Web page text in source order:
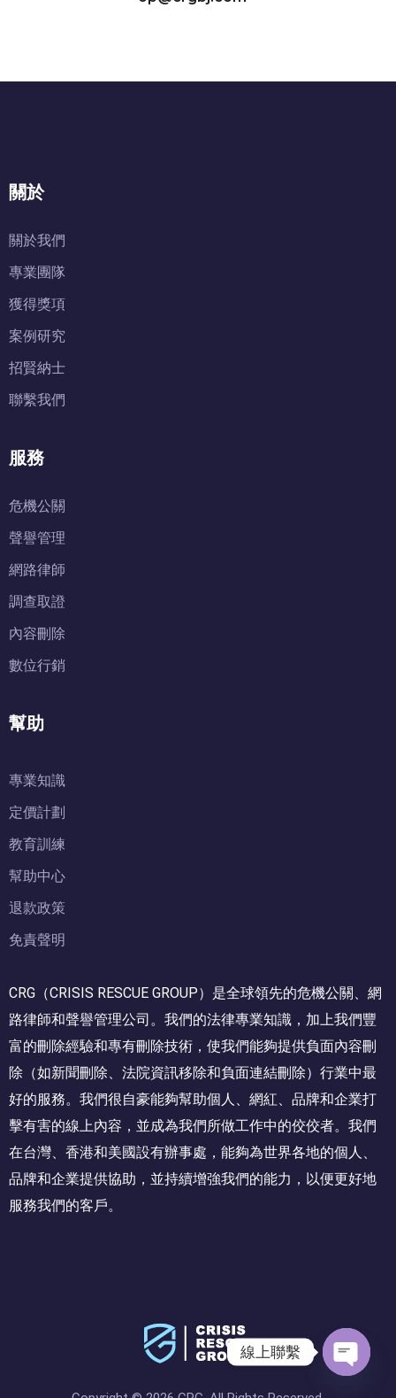
關於
關於我們
專業團隊
獲得獎項
案例研究
招賢納士
聯繫我們
服務
危機公關
聲譽管理
網路律師
調查取證
內容刪除
數位行銷
幫助
專業知識
定價計劃
教育訓練
幫助中心
退款政策
免責聲明
CRG（CRISIS RESCUE GROUP）是全球領先的危機公關、網
路律師和聲譽管理公司。我們的法律專業知識，加上我們豐
富的刪除經驗和專有刪除技術，使我們能夠提供負面內容刪
除（如新聞刪除、法院資訊移除和負面連結刪除）行業中最
好的服務。我們很自豪能夠幫助個人、網紅、品牌和企業打
擊有害的線上內容，並成為我們所做工作中的佼佼者。我們
在台灣、香港和美國設有辦事處，能夠為世界各地的個人、
品牌和企業提供協助，並持續增強我們的能力，以便更好地
服務我們的客戶。
線上聯繫